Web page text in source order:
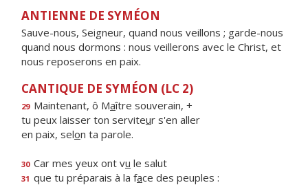
ANTIENNE DE SYMÉON
Sauve-nous, Seigneur, quand nous veillons ; garde-nous
quand nous dormons : nous veillerons avec le Christ, et
nous reposerons en paix.
CANTIQUE DE SYMÉON (LC 2)
29 Maintenant, ô Maître souverain, +
tu peux laisser ton serviteur s'en aller
en paix, selon ta parole.
30 Car mes yeux ont vu le salut
31 que tu préparais à la face des peuples :